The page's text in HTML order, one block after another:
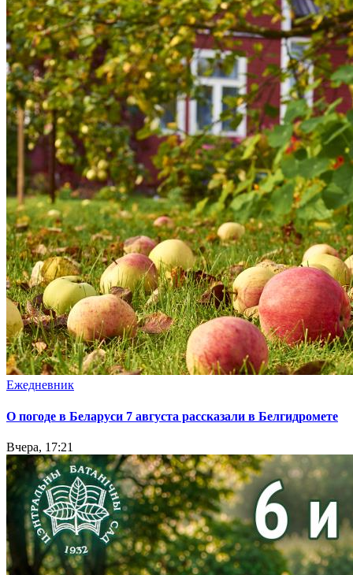
Ежедневник
О погоде в Беларуси 7 августа рассказали в Белгидромете
Вчера, 17:21